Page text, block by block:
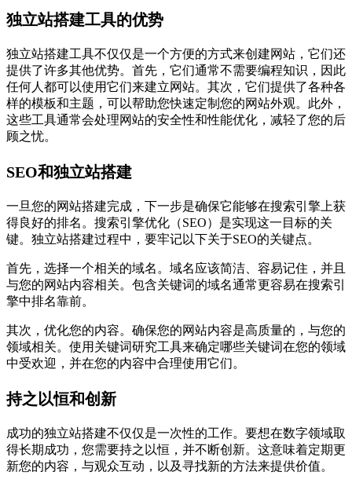
独立站搭建工具的优势
独立站搭建工具不仅仅是一个方便的方式来创建网站，它们还
提供了许多其他优势。首先，它们通常不需要编程知识，因此
任何人都可以使用它们来建立网站。其次，它们提供了各种各
样的模板和主题，可以帮助您快速定制您的网站外观。此外，
这些工具通常会处理网站的安全性和性能优化，减轻了您的后
顾之忧。
SEO和独立站搭建
一旦您的网站搭建完成，下一步是确保它能够在搜索引擎上获
得良好的排名。搜索引擎优化（SEO）是实现这一目标的关
键。独立站搭建过程中，要牢记以下关于SEO的关键点。
首先，选择一个相关的域名。域名应该简洁、容易记住，并且
与您的网站内容相关。包含关键词的域名通常更容易在搜索引
擎中排名靠前。
其次，优化您的内容。确保您的网站内容是高质量的，与您的
领域相关。使用关键词研究工具来确定哪些关键词在您的领域
中受欢迎，并在您的内容中合理使用它们。
持之以恒和创新
成功的独立站搭建不仅仅是一次性的工作。要想在数字领域取
得长期成功，您需要持之以恒，并不断创新。这意味着定期更
新您的内容，与观众互动，以及寻找新的方法来提供价值。